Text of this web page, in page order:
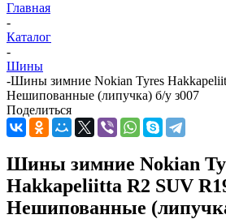
Главная
-
Каталог
-
Шины
-Шины зимние Nokian Tyres
Нешипованные (липучка) б/у з007
Поделиться
Шины зимние Nokian
Hakkapeliitta R2 SUV
Нешипованные